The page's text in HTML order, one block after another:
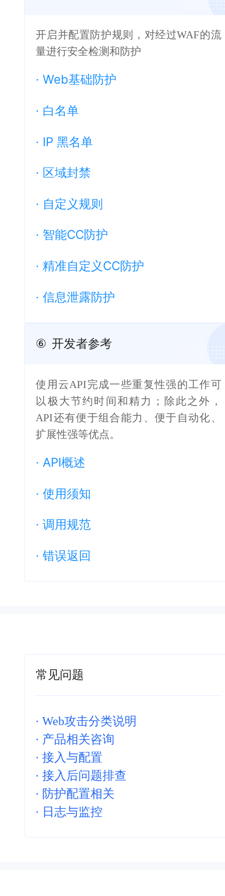
开启并配置防护规则，对经过WAF的流
量进行安全检测和防护
·Web基础防护
· 白名单
· IP 黑名单
· 区域封禁
· 自定义规则
· 智能CC防护
·精准自定义CC防护
·信息泄露防护
⑥ 开发者参考
使用云API完成一些重复性强的工作可
以极大节约时间和精力；除此之外，
API还有便于组合能力、便于自动化、
扩展性强等优点。
·API概述
·使用须知
·调用规范
·错误返回
常见问题
· Web攻击分类说明
· 产品相关咨询
· 接入与配置
· 接入后问题排查
· 防护配置相关
· 日志与监控